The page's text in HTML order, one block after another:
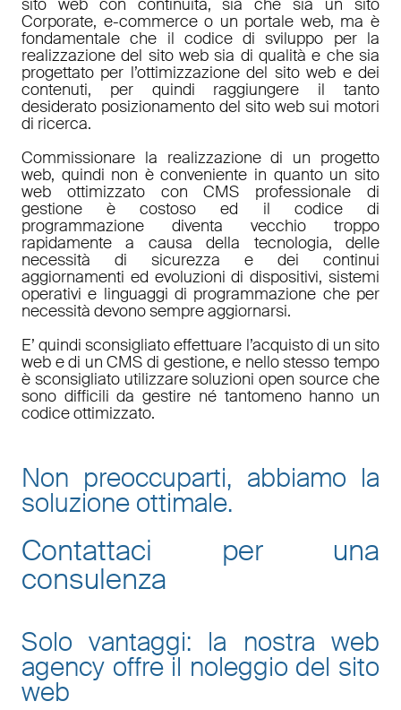
Corporate, e-commerce o un portale web, ma è
fondamentale che il codice di sviluppo per la
realizzazione del sito web sia di qualità e che sia
progettato per l’ottimizzazione del sito web e dei
contenuti, per quindi raggiungere il tanto
desiderato posizionamento del sito web sui motori
di ricerca.
Commissionare la realizzazione di un progetto
web, quindi non è conveniente in quanto un sito
web ottimizzato con CMS professionale di
gestione è costoso ed il codice di
programmazione diventa vecchio troppo
rapidamente a causa della tecnologia, delle
necessità di sicurezza e dei continui
aggiornamenti ed evoluzioni di dispositivi, sistemi
operativi e linguaggi di programmazione che per
necessità devono sempre aggiornarsi.
E’ quindi sconsigliato effettuare l’acquisto di un sito
web e di un CMS di gestione, e nello stesso tempo
è sconsigliato utilizzare soluzioni open source che
sono difficili da gestire né tantomeno hanno un
codice ottimizzato.
Non preoccuparti, abbiamo la
soluzione ottimale.
Contattaci per una
consulenza
Solo vantaggi: la nostra web
agency offre il noleggio del sito
web